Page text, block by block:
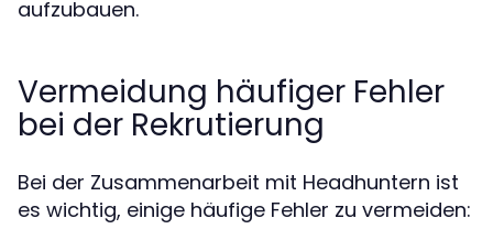
aufzubauen.
Vermeidung häufiger Fehler
bei der Rekrutierung
Bei der Zusammenarbeit mit Headhuntern ist
es wichtig, einige häufige Fehler zu vermeiden: